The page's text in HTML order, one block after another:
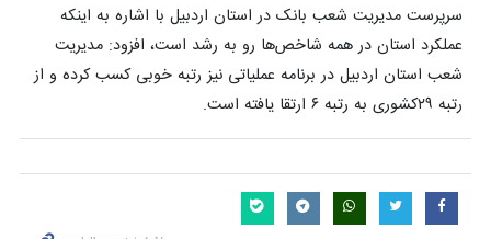
سرپرست مدیریت شعب بانک در استان اردبیل با اشاره به اینکه
عملکرد استان در همه شاخص‌ها رو به رشد است، افزود: مدیریت
شعب استان اردبیل در برنامه عملیاتی نیز رتبه خوبی کسب کرده‌ و از
رتبه ۲۹کشوری به رتبه ۶ ارتقا یافته‌‍‌ است.